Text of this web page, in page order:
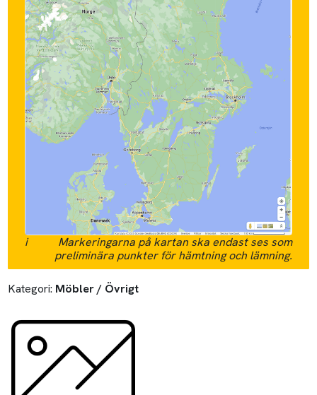
i
Markeringarna på kartan ska endast ses som
preliminära punkter för hämtning och lämning.
Kategori: Möbler / Övrigt